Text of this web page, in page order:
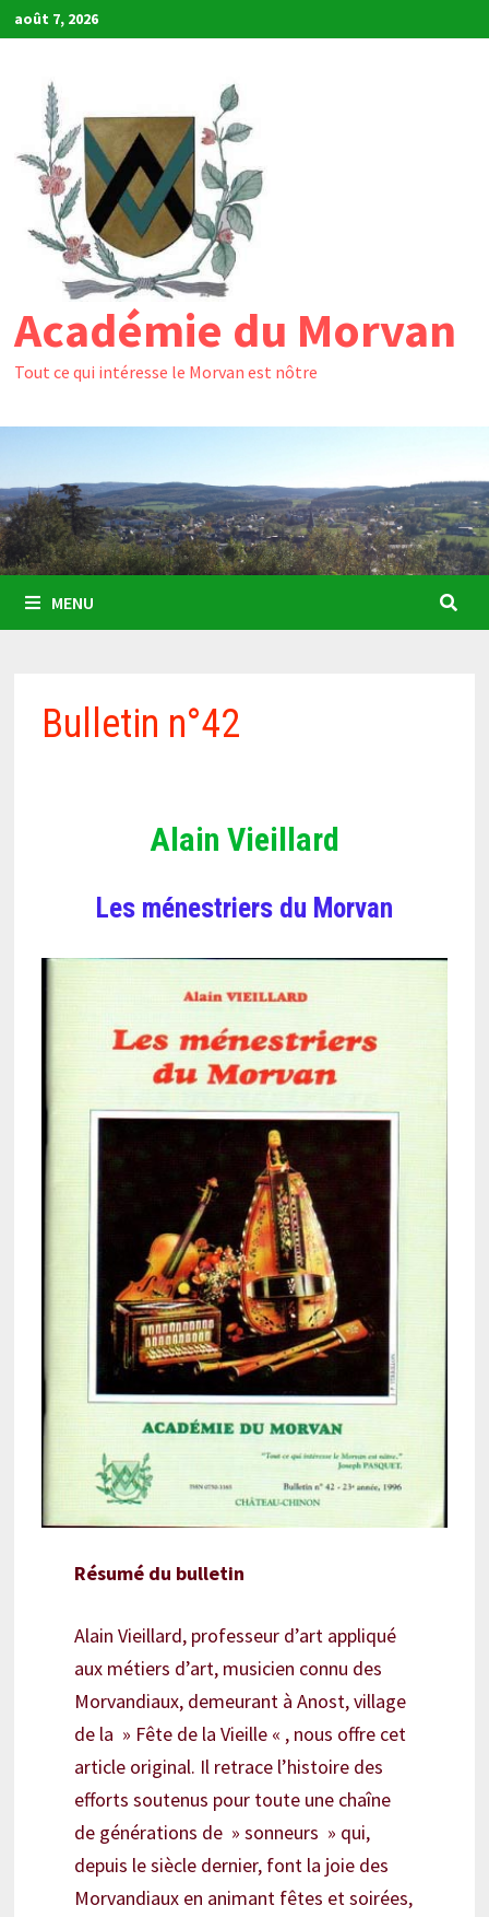
Passer
au
août 7, 2026
Académie du Morvan
Tout ce qui intéresse le Morvan est nôtre
MENU
Bulletin n°42
Alain Vieillard
Les ménestriers du Morvan
Résumé du bulletin
Alain Vieillard, professeur d’art appliqué
aux métiers d’art, musicien connu des
Morvandiaux, demeurant à Anost, village
de la » Fête de la Vieille « , nous offre cet
article original. Il retrace l’histoire des
efforts soutenus pour toute une chaîne
de générations de » sonneurs » qui,
depuis le siècle dernier, font la joie des
Morvandiaux en animant fêtes et soirées,